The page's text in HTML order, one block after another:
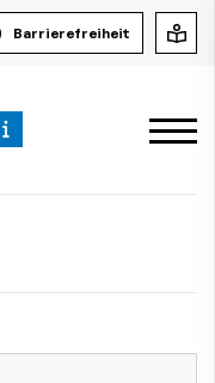
Barrierefreiheit